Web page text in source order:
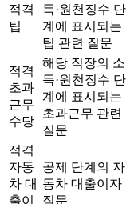
적격
팁
득·원천징수 단
계에 표시되는
팁 관련 질문
적격
초과
근무
수당
해당 직장의 소
득·원천징수 단
계에 표시되는
초과근무 관련
질문
적격
자동
차 대
출이
공제 단계의 자
동차 대출이자
질문